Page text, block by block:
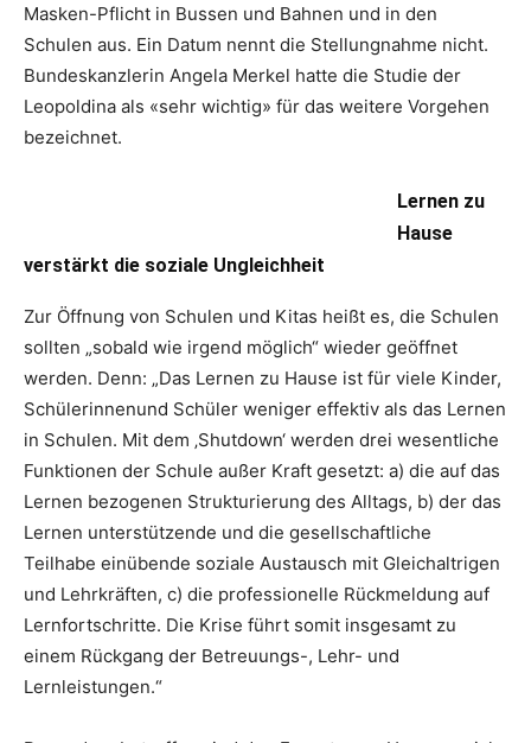
Masken-Pflicht in Bussen und Bahnen und in den
Schulen aus. Ein Datum nennt die Stellungnahme nicht.
Bundeskanzlerin Angela Merkel hatte die Studie der
Leopoldina als «sehr wichtig» für das weitere Vorgehen
bezeichnet.
Lernen zu
Hause
verstärkt die soziale Ungleichheit
Zur Öffnung von Schulen und Kitas heißt es, die Schulen
sollten „sobald wie irgend möglich“ wieder geöffnet
werden. Denn: „Das Lernen zu Hause ist für viele Kinder,
Schülerinnenund Schüler weniger effektiv als das Lernen
in Schulen. Mit dem ‚Shutdown‘ werden drei wesentliche
Funktionen der Schule außer Kraft gesetzt: a) die auf das
Lernen bezogenen Strukturierung des Alltags, b) der das
Lernen unterstützende und die gesellschaftliche
Teilhabe einübende soziale Austausch mit Gleichaltrigen
und Lehrkräften, c) die professionelle Rückmeldung auf
Lernfortschritte. Die Krise führt somit insgesamt zu
einem Rückgang der Betreuungs-, Lehr- und
Lernleistungen.“